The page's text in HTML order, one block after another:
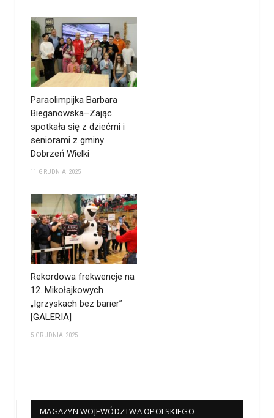
Paraolimpijka Barbara
Bieganowska–Zając
spotkała się z dziećmi i
seniorami z gminy
Dobrzeń Wielki
11 GRUDNIA 2025
Rekordowa frekwencje na
12. Mikołajkowych
„Igrzyskach bez barier”
[GALERIA]
5 GRUDNIA 2025
MAGAZYN WOJEWÓDZTWA OPOLSKIEGO